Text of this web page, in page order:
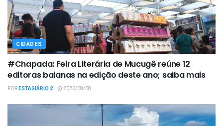
CIDADES
#Chapada: Feira Literária de Mucugê reúne 12
editoras baianas na edição deste ano; saiba mais
PORESTAGIÁRIO 2 2026/08/08